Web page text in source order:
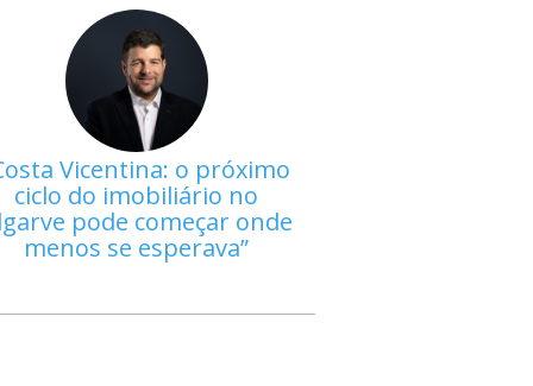
Vicentina: o próximo
ciclo do imobiliário no
pode começar onde
menos se esperava